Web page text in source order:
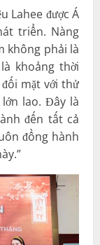
Lahee được Á
triển. Nàng
không phải là
khoảng thời
mặt với thử
lao. Đây là
đến tất cả
đồng hành